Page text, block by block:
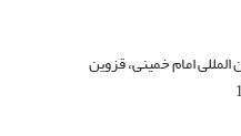
امام خمینی، قزوین